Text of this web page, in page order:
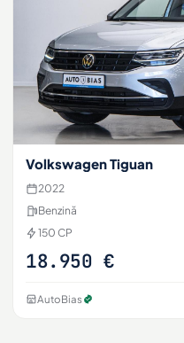
Volkswagen Tiguan
2022
Benzină
150 CP
18.950 €
AutoBias